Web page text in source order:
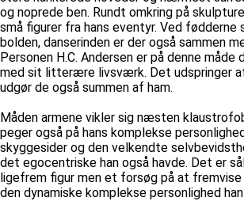
og noprede ben. Rundt omkring på
små figurer fra hans eventyr. Ved fødderne
bolden, danserinden er der også sammen
Personen H.C. Andersen er på denne
med sit litterære livsværk. Det udspringer
udgør de også summen af ham.
Måden armene vikler sig næsten
peger også på hans komplekse
skyggesider og den velkendte
det egocentriske han også havde. Det er
ligefrem figur men et forsøg på at fremvise
den dynamiske komplekse personlighed han